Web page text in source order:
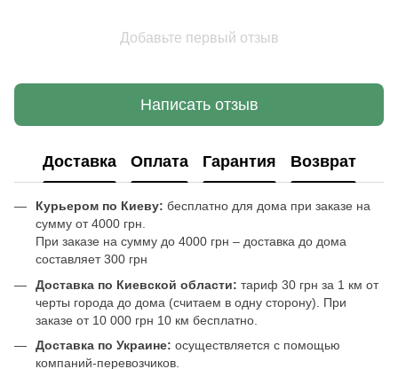
Добавьте первый отзыв
Написать отзыв
Доставка Оплата Гарантия Возврат
Курьером по Киеву: бесплатно для дома при заказе на
сумму от 4000 грн.
При заказе на сумму до 4000 грн – доставка до дома
составляет 300 грн
Доставка по Киевской области: тариф 30 грн за 1 км от
черты города до дома (считаем в одну сторону). При
заказе от 10 000 грн 10 км бесплатно.
Доставка по Украине: осуществляется с помощью
компаний-перевозчиков.